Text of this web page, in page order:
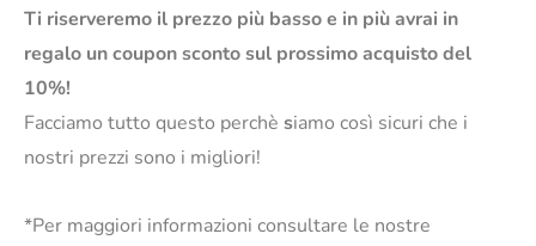
Ti riserveremo il prezzo più basso e in più avrai in
regalo un coupon sconto sul prossimo acquisto del
10%!
Facciamo tutto questo perchè siamo così sicuri che i
nostri prezzi sono i migliori!
*Per maggiori informazioni consultare le nostre